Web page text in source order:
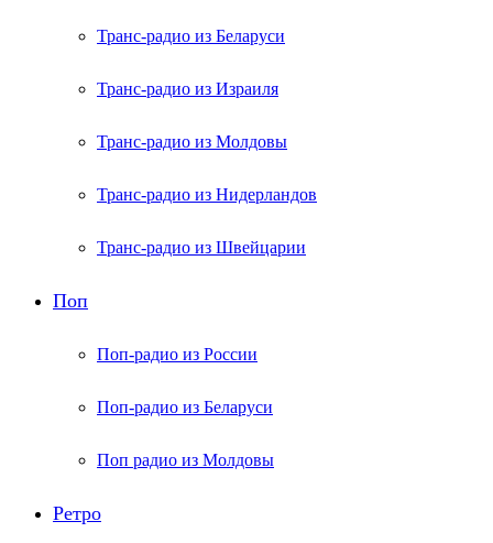
Транс-радио из Беларуси
Транс-радио из Израиля
Транс-радио из Молдовы
Транс-радио из Нидерландов
Транс-радио из Швейцарии
Поп
Поп-радио из России
Поп-радио из Беларуси
Поп радио из Молдовы
Ретро